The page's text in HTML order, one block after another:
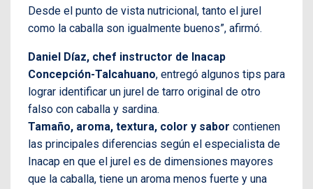
Desde el punto de vista nutricional, tanto el jurel
como la caballa son igualmente buenos”, afirmó.
Daniel Díaz, chef instructor de Inacap
Concepción-Talcahuano, entregó algunos tips para
lograr identificar un jurel de tarro original de otro
falso con caballa y sardina.
Tamaño, aroma, textura, color y sabor contienen
las principales diferencias según el especialista de
Inacap en que el jurel es de dimensiones mayores
que la caballa, tiene un aroma menos fuerte y una